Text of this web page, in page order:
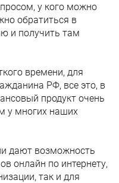
у кого можно
обратиться в
и получить там
времени, для
РФ, все это, в
продукт очень
у многих наших
дают возможность
онлайн по интернету,
так и для